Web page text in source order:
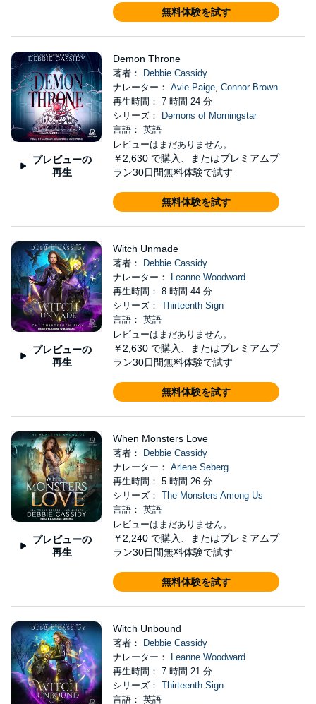
無料体験を試す
プレビューの
再生
Demon Throne
著者：
Debbie Cassidy
ナレーター： Avie Paige, Connor Brown
再生時間： 7 時間 24 分
シリーズ：
Demons of Morningstar
言語： 英語
レビューはまだありません。
￥2,630 で購入、またはプレミアムプ
ラン30日間無料体験で試す
無料体験を試す
プレビューの
再生
Witch Unmade
著者：
Debbie Cassidy
ナレーター：
Leanne Woodward
再生時間： 8 時間 44 分
シリーズ： Thirteenth Sign
言語： 英語
レビューはまだありません。
￥2,630 で購入、またはプレミアムプ
ラン30日間無料体験で試す
無料体験を試す
プレビューの
再生
When Monsters Love
著者：
Debbie Cassidy
ナレーター： Arlene Seberg
再生時間： 5 時間 26 分
シリーズ： The Monsters Among Us
言語： 英語
レビューはまだありません。
￥2,240 で購入、またはプレミアムプ
ラン30日間無料体験で試す
無料体験を試す
Witch Unbound
著者：
Debbie Cassidy
ナレーター：
Leanne Woodward
再生時間： 7 時間 21 分
シリーズ： Thirteenth Sign
言語： 英語